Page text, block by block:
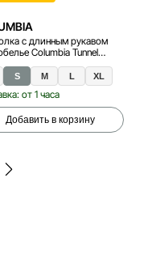
с длинным рукавом
Columbia Tunnel
Wool Crew
S M L XL
от 1 часа
Добавить в корзину